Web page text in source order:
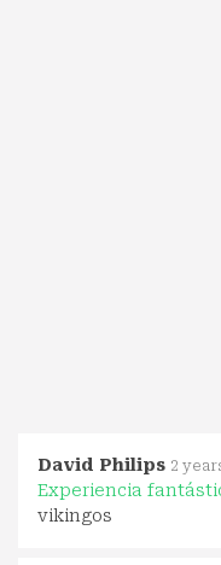
David Philips 2
Experiencia
vikingos